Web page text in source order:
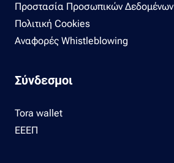
Προστασία Προσωπικών Δεδομένων
Πολιτική Cookies
Αναφορές Whistleblowing
Σύνδεσμοι
Tora wallet
ΕΕΕΠ